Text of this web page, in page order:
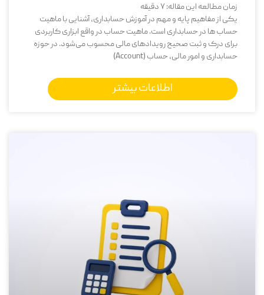
زمان مطالعه این مقاله:7دقیقه
یکی از مفاهیم پایه و مهم در آموزش حسابداری، آشنایی با ماهیت
حساب‌ ها در حسابداری است. ماهیت حساب در واقع ابزاری کاربردی
برای درک و ثبت صحیح رویدادهای مالی محسوب می‌شود. در حوزه
حسابداری و امور مالی، حساب (Account)
اطلاعات بیشتر